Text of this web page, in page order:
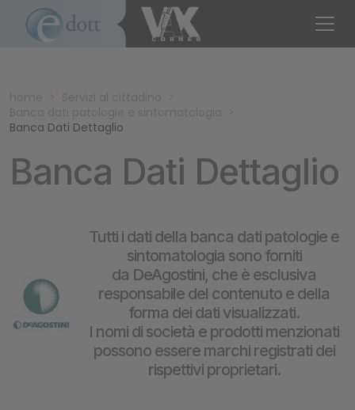
>
>
>
Banca Dati Dettaglio
Banca Dati Dettaglio
Tutti i dati della banca dati patologie e
sintomatologia sono forniti
da DeAgostini, che è esclusiva
responsabile del contenuto e della
forma dei dati visualizzati.
I nomi di società e prodotti menzionati
possono essere marchi registrati dei
rispettivi proprietari.